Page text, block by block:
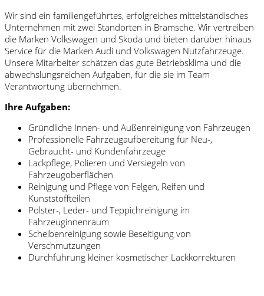
Wir sind ein familiengeführtes, erfolgreiches mittelständisches
Unternehmen mit zwei Standorten in Bramsche. Wir vertreiben
die Marken Volkswagen und Skoda und bieten darüber hinaus
Service für die Marken Audi und Volkswagen Nutzfahrzeuge.
Unsere Mitarbeiter schätzen das gute Betriebsklima und die
abwechslungsreichen Aufgaben, für die sie im Team
Verantwortung übernehmen.
Ihre Aufgaben:
Gründliche Innen- und Außenreinigung von Fahrzeugen
Professionelle Fahrzeugaufbereitung für Neu-,
Gebraucht- und Kundenfahrzeuge
Lackpflege, Polieren und Versiegeln von
Fahrzeugoberflächen
Reinigung und Pflege von Felgen, Reifen und
Kunststoffteilen
Polster-, Leder- und Teppichreinigung im
Fahrzeuginnenraum
Scheibenreinigung sowie Beseitigung von
Verschmutzungen
Durchführung kleiner kosmetischer Lackkorrekturen